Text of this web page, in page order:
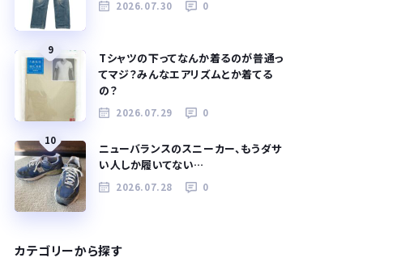
2026.07.30 0
9
Tシャツの下ってなんか着るのが普通っ
てマジ？みんなエアリズムとか着てる
の？
2026.07.29 0
10
ニューバランスのスニーカー、もうダサ
い人しか履いてない…
2026.07.28 0
カテゴリーから探す